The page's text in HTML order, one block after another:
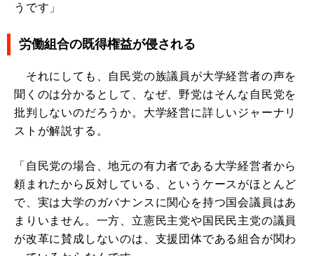
うです」
労働組合の既得権益が侵される
それにしても、自民党の族議員が大学経営者の声を
聞くのは分かるとして、なぜ、野党はそんな自民党を
批判しないのだろうか。大学経営に詳しいジャーナリ
ストが解説する。
「自民党の場合、地元の有力者である大学経営者から
頼まれたから反対している、というケースがほとんど
で、実は大学のガバナンスに関心を持つ国会議員はあ
まりいません。一方、立憲民主党や国民民主党の議員
が改革に賛成しないのは、支援団体である組合が関わ